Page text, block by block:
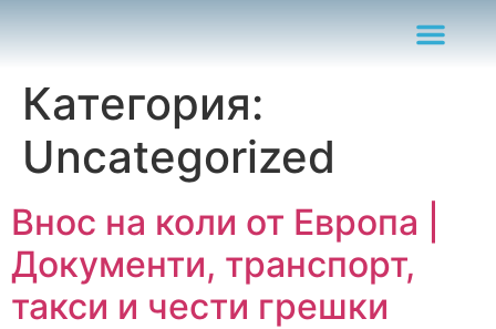
Категория:
Uncategorized
Внос на коли от Европа |
Документи, транспорт,
такси и чести грешки